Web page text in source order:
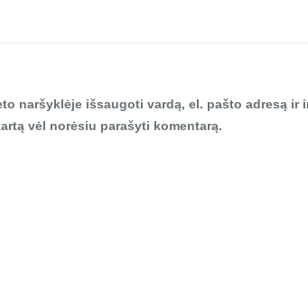
naršyklėje išsaugoti vardą, el. pašto adresą
vėl norėsiu parašyti komentarą.